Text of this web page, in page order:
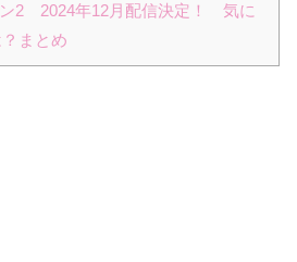
ン2 2024年12月配信決定！ 気に
まとめ